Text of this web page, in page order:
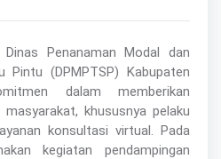
Penanaman Modal dan
Pintu (DPMPTSP) Kabupaten
dalam memberikan
khususnya pelaku
konsultasi virtual. Pada
kegiatan pendampingan